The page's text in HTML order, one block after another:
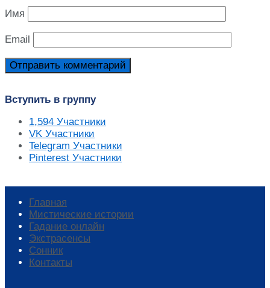
Имя
Email
Вступить в группу
1,594 Участники
VK Участники
Telegram Участники
Pinterest Участники
Главная
Мистические истории
Гадание онлайн
Экстрасенсы
Сонник
Контакты